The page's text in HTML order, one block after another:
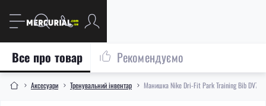
Aксесуари Тренувальний інвентар Манишка Nike Dri-Fit Park Training Bib
Все про товар Рекомендуємо